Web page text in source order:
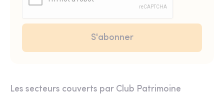
Les secteurs couverts par Club Patrimoine